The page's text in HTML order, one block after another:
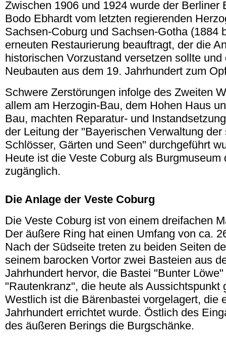
Zwischen 1906 und 1924 wurde der Berliner
Bodo Ebhardt vom letzten regierenden
Sachsen-Coburg und Sachsen-Gotha (1884
erneuten Restaurierung beauftragt, der die
historischen Vorzustand versetzen sollte und
Neubauten aus dem 19. Jahrhundert zum
Schwere Zerstörungen infolge des Zweiten
allem am Herzogin-Bau, dem Hohen Haus
Bau, machten Reparatur- und
der Leitung der "Bayerischen Verwaltung der
Schlösser, Gärten und Seen" durchgeführt
Heute ist die Veste Coburg als Burgmuseum
zugänglich.
Die Anlage der Veste Coburg
Die Veste Coburg ist von einem dreifachen
Der äußere Ring hat einen Umfang von ca.
Nach der Südseite treten zu beiden Seiten
seinem barocken Vortor zwei Basteien aus
Jahrhundert hervor, die Bastei "Bunter
"Rautenkranz", die heute als Aussichtspunkt
Westlich ist die Bärenbastei vorgelagert, die
Jahrhundert errichtet wurde. Östlich des
des äußeren Berings die Burgschänke.